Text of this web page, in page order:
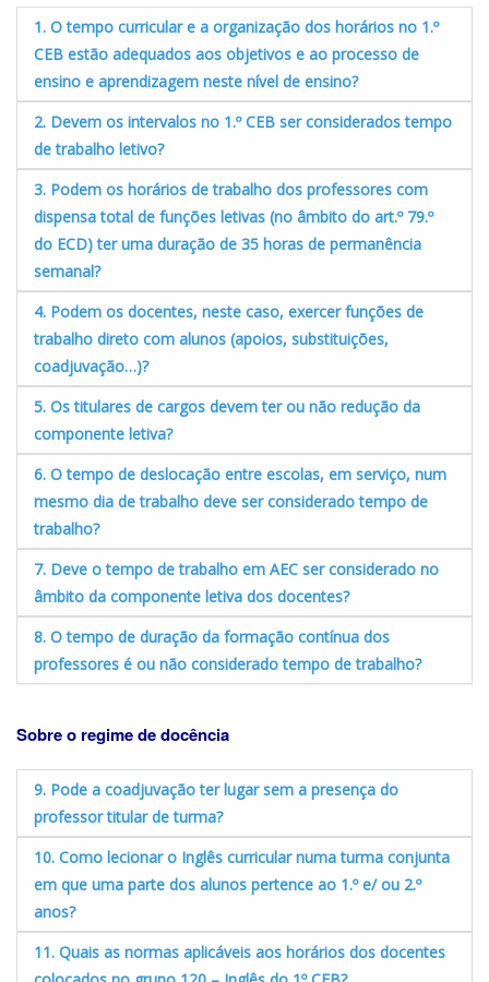
1. O tempo curricular e a organização dos horários no 1.º
CEB estão adequados aos objetivos e ao processo de
ensino e aprendizagem neste nível de ensino?
2. Devem os intervalos no 1.º CEB ser considerados tempo
de trabalho letivo?
3. Podem os horários de trabalho dos professores com
dispensa total de funções letivas (no âmbito do art.º 79.º
do ECD) ter uma duração de 35 horas de permanência
semanal?
4. Podem os docentes, neste caso, exercer funções de
trabalho direto com alunos (apoios, substituições,
coadjuvação…)?
5. Os titulares de cargos devem ter ou não redução da
componente letiva?
6. O tempo de deslocação entre escolas, em serviço, num
mesmo dia de trabalho deve ser considerado tempo de
trabalho?
7. Deve o tempo de trabalho em AEC ser considerado no
âmbito da componente letiva dos docentes?
8. O tempo de duração da formação contínua dos
professores é ou não considerado tempo de trabalho?
Sobre o regime de docência
9. Pode a coadjuvação ter lugar sem a presença do
professor titular de turma?
10. Como lecionar o Inglês curricular numa turma conjunta
em que uma parte dos alunos pertence ao 1.º e/ ou 2.º
anos?
11. Quais as normas aplicáveis aos horários dos docentes